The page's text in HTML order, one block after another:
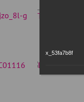
x_53fa7b8f